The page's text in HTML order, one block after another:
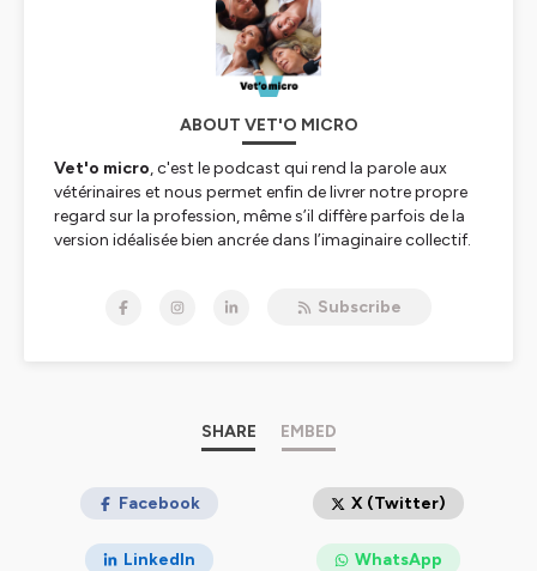
ABOUT VET'O MICRO
Vet'o micro, c'est le podcast qui rend la parole aux
vétérinaires et nous permet enfin de livrer notre propre
regard sur la profession, même s’il diffère parfois de la
version idéalisée bien ancrée dans l’imaginaire collectif.
confier sur une tranche de leur existence et interroger
Hébergé par Ausha. Visitez
ausha.co/politique-de-
Subscribe
SHARE EMBED
Facebook X (Twitter)
LinkedIn WhatsApp